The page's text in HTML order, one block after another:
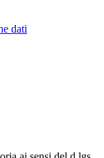
dati